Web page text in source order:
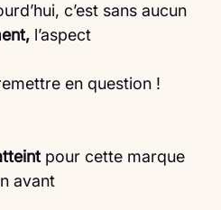
c’est sans aucun
l’aspect
en question !
pour cette marque
avant